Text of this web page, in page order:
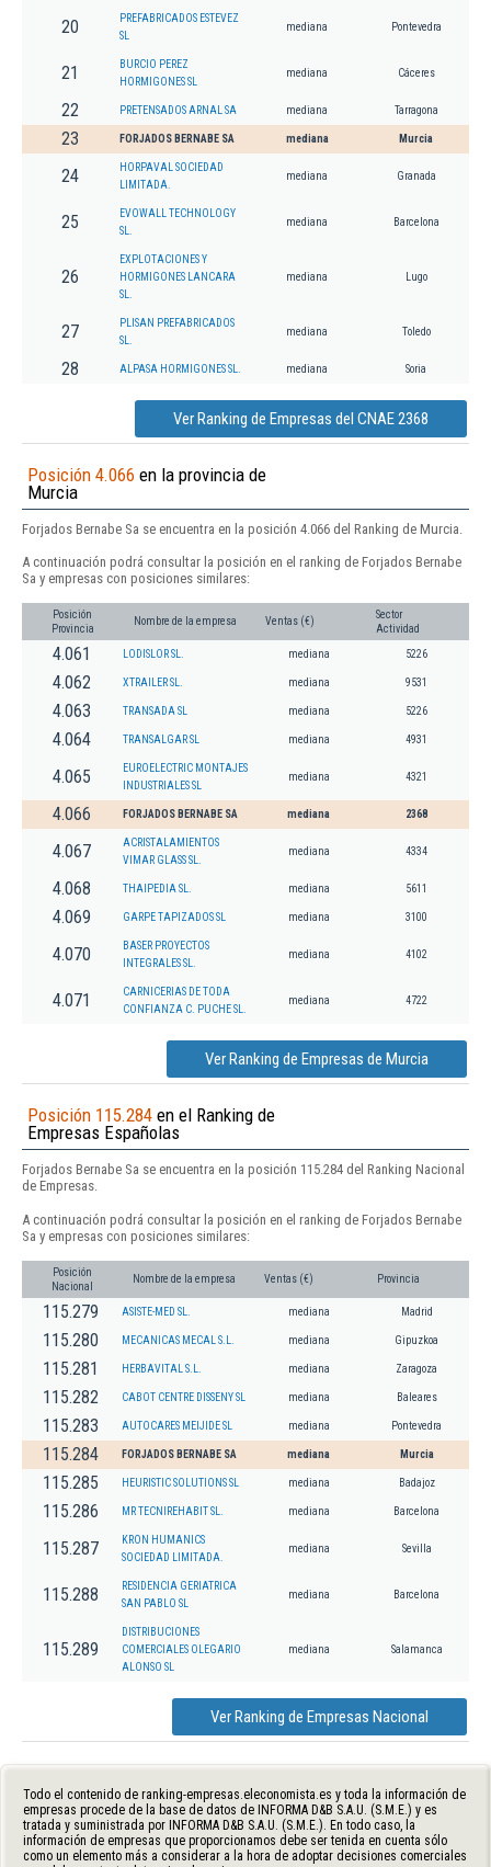
20
PREFABRICADOS ESTEVEZ
SL
mediana Pontevedra
21
BURCIO PEREZ
HORMIGONES SL
mediana Cáceres
22 PRETENSADOS ARNAL SA mediana Tarragona
23 FORJADOS BERNABE SA mediana Murcia
24
HORPAVAL SOCIEDAD
LIMITADA.
mediana Granada
25
EVOWALL TECHNOLOGY
SL.
mediana Barcelona
26
EXPLOTACIONES Y
HORMIGONES LANCARA
SL.
mediana Lugo
27
PLISAN PREFABRICADOS
SL.
mediana Toledo
28 ALPASA HORMIGONES SL. mediana Soria
Ver Ranking de Empresas del CNAE 2368
Posición 4.066 en la provincia de
Murcia
Forjados Bernabe Sa se encuentra en la posición 4.066 del Ranking de Murcia.
A continuación podrá consultar la posición en el ranking de Forjados Bernabe
Sa y empresas con posiciones similares:
Posición
Provincia
Nombre de la empresa Ventas (€)
Sector
Actividad
4.061 LODISLOR SL. mediana 5226
4.062 XTRAILER SL. mediana 9531
4.063 TRANSADA SL mediana 5226
4.064 TRANSALGAR SL mediana 4931
4.065
EUROELECTRIC MONTAJES
INDUSTRIALES SL
mediana 4321
4.066 FORJADOS BERNABE SA mediana 2368
4.067
ACRISTALAMIENTOS
VIMAR GLASS SL.
mediana 4334
4.068 THAIPEDIA SL. mediana 5611
4.069 GARPE TAPIZADOS SL mediana 3100
4.070
BASER PROYECTOS
INTEGRALES SL.
mediana 4102
4.071
CARNICERIAS DE TODA
CONFIANZA C. PUCHE SL.
mediana 4722
Ver Ranking de Empresas de Murcia
Posición 115.284 en el Ranking de
Empresas Españolas
Forjados Bernabe Sa se encuentra en la posición 115.284 del Ranking Nacional
de Empresas.
A continuación podrá consultar la posición en el ranking de Forjados Bernabe
Sa y empresas con posiciones similares:
Posición
Nacional
Nombre de la empresa Ventas (€) Provincia
115.279 ASISTE-MED SL. mediana Madrid
115.280 MECANICAS MECAL S.L. mediana Gipuzkoa
115.281 HERBAVITAL S.L. mediana Zaragoza
115.282 CABOT CENTRE DISSENY SL mediana Baleares
115.283 AUTOCARES MEIJIDE SL mediana Pontevedra
115.284 FORJADOS BERNABE SA mediana Murcia
115.285 HEURISTIC SOLUTIONS SL mediana Badajoz
115.286 MR TECNIREHABIT SL. mediana Barcelona
115.287
KRON HUMANICS
SOCIEDAD LIMITADA.
mediana Sevilla
115.288
RESIDENCIA GERIATRICA
SAN PABLO SL
mediana Barcelona
115.289
DISTRIBUCIONES
COMERCIALES OLEGARIO
ALONSO SL
mediana Salamanca
Ver Ranking de Empresas Nacional
Todo el contenido de ranking-empresas.eleconomista.es y toda la información de
empresas procede de la base de datos de INFORMA D&B S.A.U. (S.M.E.) y es
tratada y suministrada por INFORMA D&B S.A.U. (S.M.E.). En todo caso, la
información de empresas que proporcionamos debe ser tenida en cuenta sólo
como un elemento más a considerar a la hora de adoptar decisiones comerciales